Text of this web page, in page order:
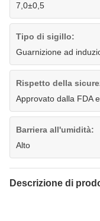
7,0±0,5
Tipo di sigillo:
Guarnizione ad
Rispetto della
Approvato dalla FDA
Barriera all'umidità:
Alto
Descrizione di